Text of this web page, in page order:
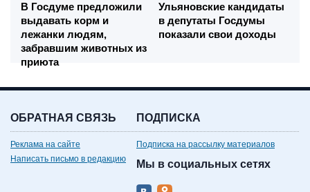
В Госдуме предложили
выдавать корм и
лежанки людям,
забравшим животных из
приюта
Ульяновские кандидаты
в депутаты Госдумы
показали свои доходы
ОБРАТНАЯ СВЯЗЬ
Реклама на сайте
Написать письмо в редакцию
ПОДПИСКА
Подписка на рассылку материалов
Мы в социальных сетях